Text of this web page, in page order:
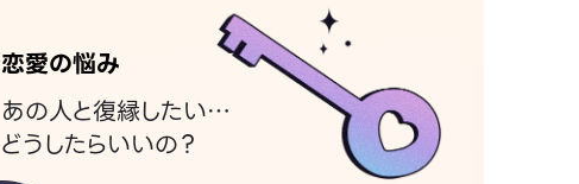
恋愛の悩み
あの人と復縁したい…
どうしたらいいの？